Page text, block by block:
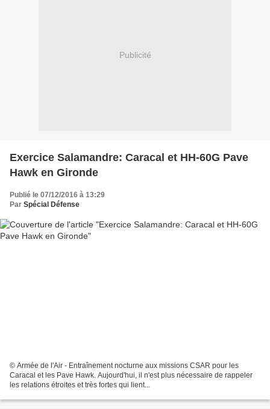
Publicité
Exercice Salamandre: Caracal et HH-60G Pave
Hawk en Gironde
Publié le 07/12/2016 à 13:29
Par Spécial Défense
© Armée de l'Air - Entraînement nocturne aux missions CSAR pour les
Caracal et les Pave Hawk. Aujourd'hui, il n'est plus nécessaire de rappeler
les relations étroites et très fortes qui lient...